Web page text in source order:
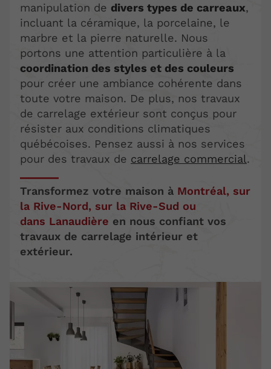
manipulation de divers types de carreaux,
incluant la céramique, la porcelaine, le
marbre et la pierre naturelle. Nous
portons une attention particulière à la
coordination des styles et des couleurs
pour créer une ambiance cohérente dans
toute votre maison. De plus, nos travaux
de carrelage extérieur sont conçus pour
résister aux conditions climatiques
québécoises. Pensez aussi à nos services
pour des travaux de carrelage commercial.
Transformez votre maison à Montréal, sur
la Rive-Nord, sur la Rive-Sud ou
dans Lanaudière en nous confiant vos
travaux de carrelage intérieur et
extérieur.